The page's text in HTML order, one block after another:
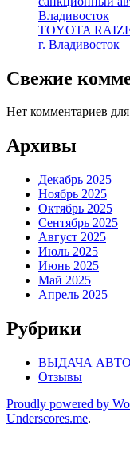
Владивосток
TOYOTA RAIZE
г. Владивосток
Свежие
Нет комментариев
Архивы
Декабрь 2025
Ноябрь 2025
Октябрь 2025
Сентябрь 2025
Август 2025
Июль 2025
Июнь 2025
Май 2025
Апрель 2025
Рубрики
ВЫДАЧА
Отзывы
Proudly powered by
Underscores.me.